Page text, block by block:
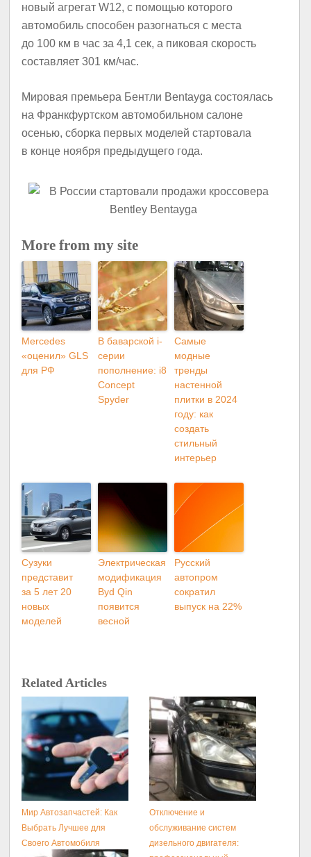
новый агрегат W12, с помощью которого
автомобиль способен разогнаться с места
до 100 км в час за 4,1 сек, а пиковая скорость
составляет 301 км/час.
Мировая премьера Бентли Bentayga состоялась
на Франкфуртском автомобильном салоне
осенью, сборка первых моделей стартовала
в конце ноября предыдущего года.
More from my site
Mercedes
«оценил» GLS
для РФ
В баварской i-
серии
пополнение: i8
Concept
Spyder
Самые
модные
тренды
настенной
плитки в 2024
году: как
создать
стильный
интерьер
Сузуки
представит
за 5 лет 20
новых
моделей
Электрическая
модификация
Byd Qin
появится
весной
Русский
автопром
сократил
выпуск на 22%
Related Articles
Мир Автозапчастей: Как
Выбрать Лучшее для
Своего Автомобиля
Отключение и
обслуживание систем
дизельного двигателя: